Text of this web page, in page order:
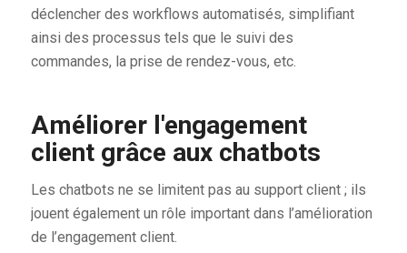
déclencher des workflows automatisés, simplifiant
ainsi des processus tels que le suivi des
commandes, la prise de rendez-vous, etc.
Améliorer l'engagement
client grâce aux chatbots
Les chatbots ne se limitent pas au support client ; ils
jouent également un rôle important dans l’amélioration
de l’engagement client.